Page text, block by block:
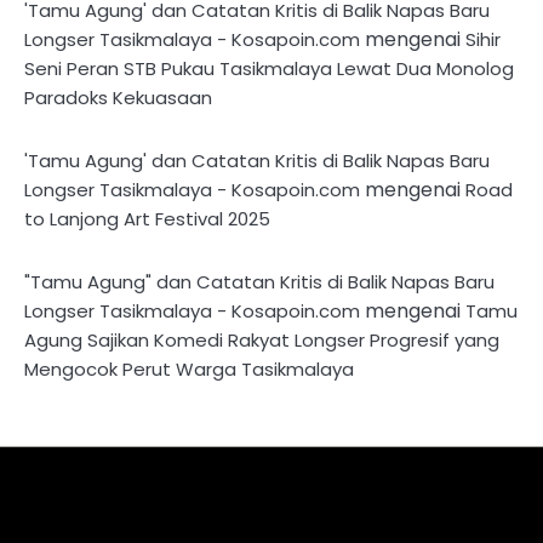
'Tamu Agung' dan Catatan Kritis di Balik Napas Baru
Longser Tasikmalaya - Kosapoin.com mengenaiSihir
Seni Peran STB Pukau Tasikmalaya Lewat Dua Monolog
Paradoks Kekuasaan
'Tamu Agung' dan Catatan Kritis di Balik Napas Baru
Longser Tasikmalaya - Kosapoin.com mengenaiRoad
to Lanjong Art Festival 2025
"Tamu Agung" dan Catatan Kritis di Balik Napas Baru
Longser Tasikmalaya - Kosapoin.com mengenai Tamu
Agung Sajikan Komedi Rakyat Longser Progresif yang
Mengocok Perut Warga Tasikmalaya